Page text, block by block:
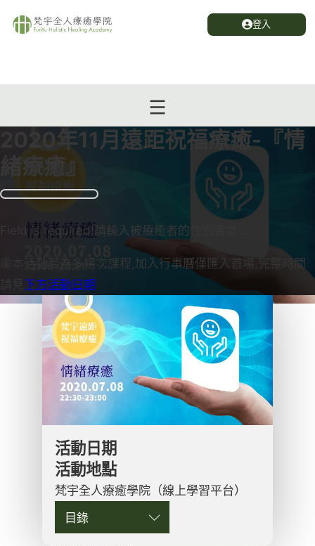
登入
2020年11月遠距祝福療癒-『情
緒療癒』
Field is required!請輸入被療癒者的性別男女…...
本活動若為多場次課程,加入行事曆僅匯入首場,完整時間
下方活動日期
活動日期
活動地點
梵宇全人療癒學院（線上學習平台）
目錄